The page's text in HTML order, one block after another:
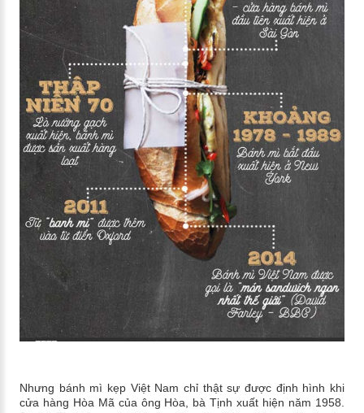
Nhưng bánh mì kẹp Việt Nam chỉ thật sự được định hình khi
cửa hàng Hòa Mã của ông Hòa, bà Tịnh xuất hiện năm 1958.